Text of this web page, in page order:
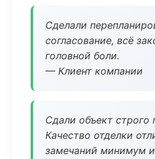
Сделали
согласование, всё
головной боли.
— Клиент компании
Сдали объект строго
Качество отделки
замечаний минимум